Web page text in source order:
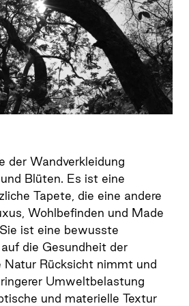
der Wandverkleidung
Blüten. Es ist eine
Tapete, die eine andere
Wohlbefinden und Made
ist eine bewusste
die Gesundheit der
Natur Rücksicht nimmt und
Umweltbelastung
und materielle Textur